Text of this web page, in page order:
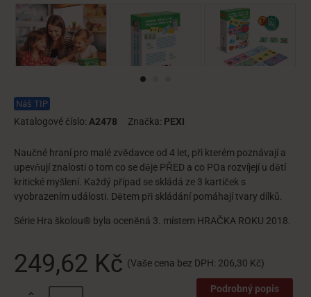
Náš TIP
Katalogové číslo: A2478 Značka: PEXI
Naučné hraní pro malé zvědavce od 4 let, při kterém poznávají a
upevňují znalosti o tom co se děje PŘED a co POa rozvíjejí u dětí
kritické myšlení. Každý případ se skládá ze 3 kartiček s
vyobrazením události. Dětem při skládání pomáhají tvary dílků.
Série Hra školou® byla oceněná 3. místem HRAČKA ROKU 2018.
249,62 Kč (Vaše cena bez DPH: 206,30 Kč)
Podrobný popis
